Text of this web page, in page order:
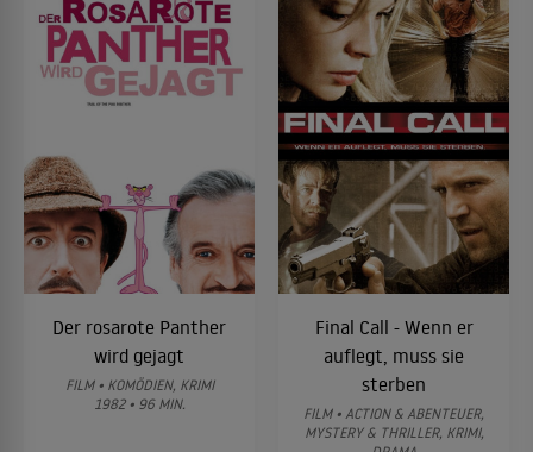
Der rosarote Panther
wird gejagt
FILM • KOMÖDIEN, KRIMI
1982 • 96 MIN.
Final Call - Wenn er
auflegt, muss sie
sterben
FILM • ACTION & ABENTEUER,
MYSTERY & THRILLER, KRIMI,